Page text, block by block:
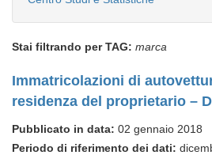
Stai filtrando per TAG: marca
Immatricolazioni di
residenza del proprietario –
Pubblicato in data: 02 gennaio 2018
Periodo di riferimento dei dati: